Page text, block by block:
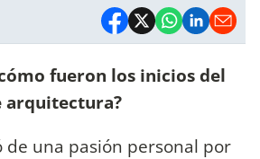
fueron los inicios del
arquitectura?
de una pasión personal por